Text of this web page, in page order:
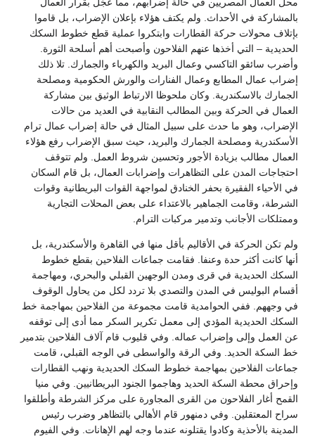
بالمشاركة في الأحداث. ولم يكتف هؤلاء بإعلان الإضراب، بل قاموا
بإتلاف محولات حركة القطارات وابتكروا عملية قطع خطوط السكك
الحديدية – التي أخذها عنهم الفلاحون وأصبحت أهم أسلحة الثورة.
وأضرب سائقو التاكسي وعمال البريد والكهرباء والجمارك. تلا ذلك
إضراب عمال المطابع وعمال الفنارات والورش الحكومية ومصلحة
الجمارك بالاسكندرية. وكان ملحوظا الارتباط الوثيق بين مشاركة
العمال في الحركة وبين المطالب النقابية في العديد من حالات
الإضراب، وهو ما حدث على سبيل المثال في حالة إضراب عمال ترام
الأسكندرية ومصلحة الجمارك والبريد، حيث سبق الإضراب رفع هؤلاء
العمال مطالب بزيادة الأجور وتحسين شروط العمل. ولم تتوقف
احتجاجات المدن على التظاهرات وإضرابات العمال، بل قام السكان
في الأحياء الفقيرة بحفر الخنادق لمواجهة القوات البريطانية وقوات
الشرطة، وقامت الجماهير بالاعتداء على بعض المحلات التجارية
وممتلكات الأجانب وتدمير مركبات الترام.
ولم تكن الحركة في الأقاليم بأقل منها في القاهرة والأسكندرية، بل
أنها كانت أكثر حدة وعنفا. فقامت جماعات الفلاحين بقطع خطوط
السكك الحديدية في قرى ومدن الوجهين القبلي والبحري، ومهاجمة
أقسام البوليس في المدن والتصدي بلا تردد لكل من يحاول الوقوف
في وجههم. ففي الحوامدية قامت مجموعة من الفلاحين بمهاجمة خط
السكك الحديدية المؤدي إلى معمل تكرير السكر مما أدى إلى توقفه
عن العمل وإلى وإضراب عماله. وفي قليوب قام آلاف الفلاحين بتدمير
خط السكة الحديد. وفي الرقة والواسطى في الوجه القبلي، قامت
جماعات الفلاحين بمهاجمة خطوط السكك الحديدية ونهب القطارات
وإحراق محطة السكة الحديد وهاجموا الجنود البريطانيين. وفي منيا
القمح أغار الفلاحون من القرى المجاورة على مركز الشرطة وأطلقوا
سراح المعتقلين. وفي دمنهور قام الأهالي بالتظاهر وضرب رئيس
المدينة بالأحذية وكادوا يقتلونه عندما وجه لهم الإهانات. وفي الفيوم